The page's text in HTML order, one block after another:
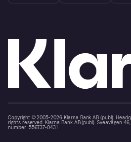
Copyright © 2005-2026 Klarna Bank AB (publ).
rights reserved. Klarna Bank AB (publ). Sveavägen
number: 556737-0431